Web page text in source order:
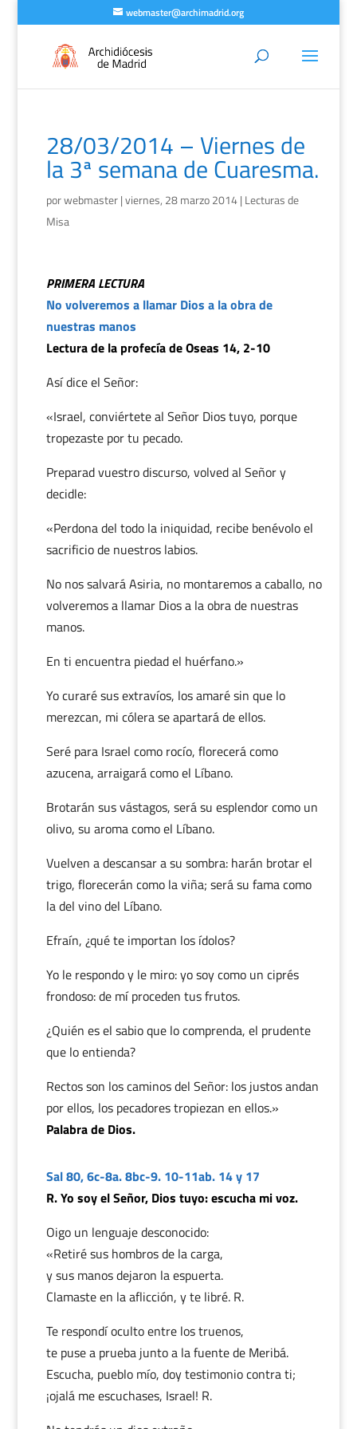
webmaster@archimadrid.org
28/03/2014 – Viernes de
la 3ª semana de Cuaresma.
porwebmaster|viernes, 28 marzo 2014| Lecturas de
Misa
PRIMERA LECTURA
No volveremos a llamar Dios a la obra de
nuestras manos
Lectura de la profecía de Oseas 14, 2-10
Así dice el Señor:
«Israel, conviértete al Señor Dios tuyo, porque
tropezaste por tu pecado.
Preparad vuestro discurso, volved al Señor y
decidle:
«Perdona del todo la iniquidad, recibe benévolo el
sacrificio de nuestros labios.
No nos salvará Asiria, no montaremos a caballo, no
volveremos a llamar Dios a la obra de nuestras
manos.
En ti encuentra piedad el huérfano.»
Yo curaré sus extravíos, los amaré sin que lo
merezcan, mi cólera se apartará de ellos.
Seré para Israel como rocío, florecerá como
azucena, arraigará como el Líbano.
Brotarán sus vástagos, será su esplendor como un
olivo, su aroma como el Líbano.
Vuelven a descansar a su sombra: harán brotar el
trigo, florecerán como la viña; será su fama como
la del vino del Líbano.
Efraín, ¿qué te importan los ídolos?
Yo le respondo y le miro: yo soy como un ciprés
frondoso: de mí proceden tus frutos.
¿Quién es el sabio que lo comprenda, el prudente
que lo entienda?
Rectos son los caminos del Señor: los justos andan
por ellos, los pecadores tropiezan en ellos.»
Palabra de Dios.
Sal 80, 6c-8a. 8bc-9. 10-11ab. 14 y 17
R. Yo soy el Señor, Dios tuyo: escucha mi voz.
Oigo un lenguaje desconocido:
«Retiré sus hombros de la carga,
y sus manos dejaron la espuerta.
Clamaste en la aflicción, y te libré. R.
Te respondí oculto entre los truenos,
te puse a prueba junto a la fuente de Meribá.
Escucha, pueblo mío, doy testimonio contra ti;
¡ojalá me escuchases, Israel! R.